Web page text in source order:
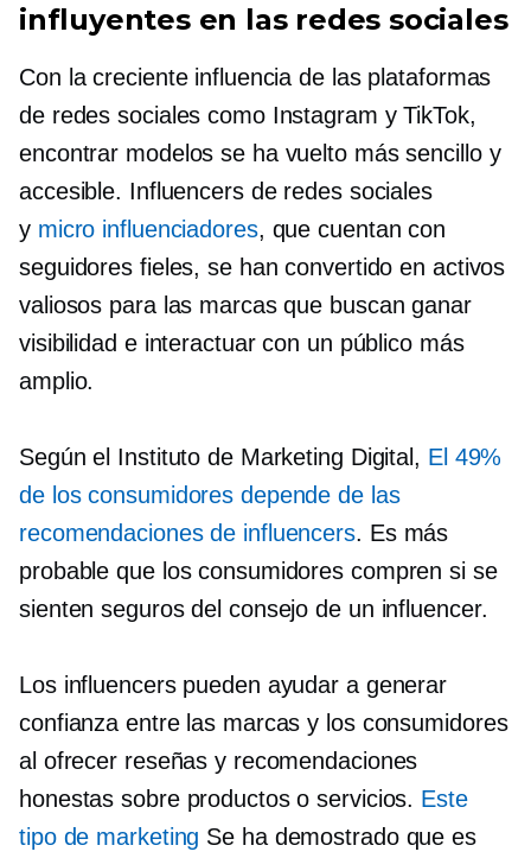
influyentes en las redes sociales
Con la creciente influencia de las plataformas
de redes sociales como Instagram y TikTok,
encontrar modelos se ha vuelto más sencillo y
accesible. Influencers de redes sociales
y micro influenciadores, que cuentan con
seguidores fieles, se han convertido en activos
valiosos para las marcas que buscan ganar
visibilidad e interactuar con un público más
amplio.
Según el Instituto de Marketing Digital, El 49%
de los consumidores depende de las
recomendaciones de influencers. Es más
probable que los consumidores compren si se
sienten seguros del consejo de un influencer.
Los influencers pueden ayudar a generar
confianza entre las marcas y los consumidores
al ofrecer reseñas y recomendaciones
honestas sobre productos o servicios. Este
tipo de marketing Se ha demostrado que es